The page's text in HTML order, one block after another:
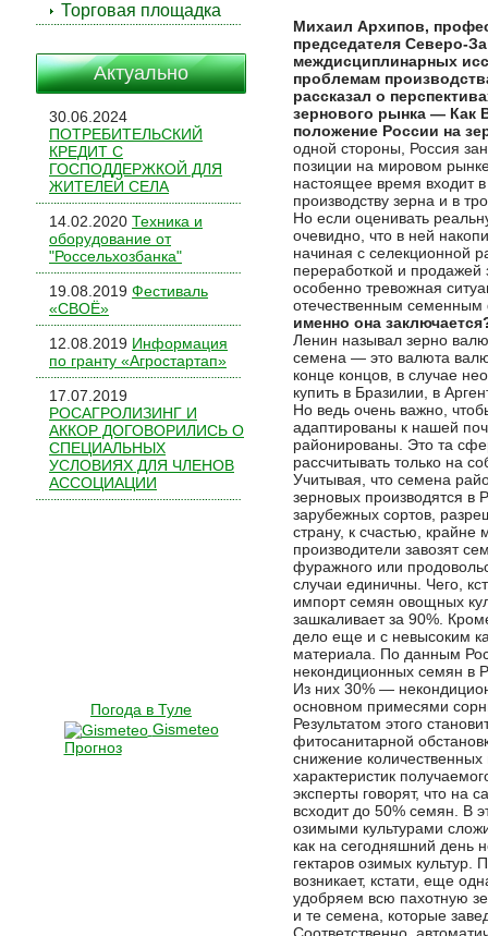
Михаил Архипов,
председателя Северо-
междисциплинарных
проблемам
рассказал о
зернового рынка — Как
положение России на
одной стороны, Россия
позиции на мировом
настоящее время входит
производству зерна и в
Но если оценивать
очевидно, что в ней
начиная с селекционной
переработкой и продажей
особенно тревожная
отечественным
именно она
Ленин называл зерно
семена — это валюта
конце концов, в случае
купить в Бразилии, в
Но ведь очень важно,
адаптированы к нашей
районированы. Это та
рассчитывать только на
Учитывая, что семена
зерновых производятся в
зарубежных сортов,
страну, к счастью,
производители завозят
фуражного или
случаи единичны. Чего,
импорт семян овощных
зашкаливает за 90%.
дело еще и с невысоким
материала. По данным
некондиционных семян в
Из них 30% —
основном примесями
Результатом этого
фитосанитарной
снижение количественных
характеристик
эксперты говорят, что на
всходит до 50% семян. В
озимыми культурами
как на сегодняшний день
гектаров озимых культур.
возникает, кстати, еще
удобряем всю пахотную
и те семена, которые
Торговая площадка
Актуально
30.06.2024
ПОТРЕБИТЕЛЬСКИЙ
КРЕДИТ С
ГОСПОДДЕРЖКОЙ ДЛЯ
ЖИТЕЛЕЙ СЕЛА
14.02.2020 Техника и
оборудование от
"Россельхозбанка"
19.08.2019 Фестиваль
«СВОЁ»
12.08.2019 Информация
по гранту «Агростартап»
17.07.2019
РОСАГРОЛИЗИНГ И
АККОР ДОГОВОРИЛИСЬ О
СПЕЦИАЛЬНЫХ
УСЛОВИЯХ ДЛЯ ЧЛЕНОВ
АССОЦИАЦИИ
Погода в Туле
Gismeteo
Прогноз